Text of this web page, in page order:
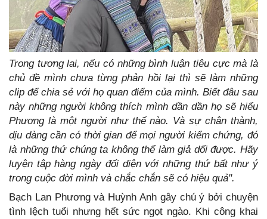
Trong tương lai, nếu có những bình luận tiêu cực mà là
chủ đề mình chưa từng phản hồi lại thì sẽ làm những
clip để chia sẻ với họ quan điểm của mình. Biết đâu sau
này những người không thích mình dần dần họ sẽ hiểu
Phương là một người như thế nào. Và sự chân thành,
dịu dàng cần có thời gian để mọi người kiểm chứng, đó
là những thứ chúng ta không thể làm giả dối được. Hãy
luyện tập hàng ngày đối diện với những thứ bất như ý
trong cuộc đời mình và chắc chắn sẽ có hiệu quả".
Bạch Lan Phương và Huỳnh Anh gây chú ý bởi chuyện
tình lệch tuổi nhưng hết sức ngọt ngào. Khi công khai